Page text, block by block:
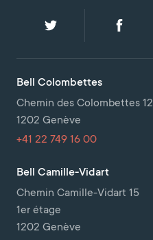
Bell Colombettes
Chemin des Colombettes 12
1202 Genève
+41 22 749 16 00
Bell Camille-Vidart
Chemin Camille-Vidart 15
1er étage
1202 Genève